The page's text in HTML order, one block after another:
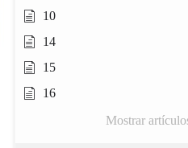
10
14
15
16
Mostrar